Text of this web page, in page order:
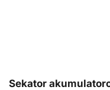
Sekator